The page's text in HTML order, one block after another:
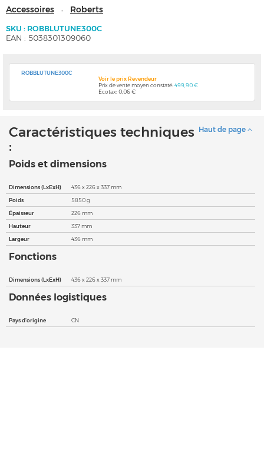
Accessoires - Roberts
SKU : ROBBLUTUNE300C
EAN : 5038301309060
ROBBLUTUNE300C
Voir le prix Revendeur
Prix de vente moyen constaté:499,90 €
Ecotax: 0,06 €
Haut de page
Caractéristiques techniques
:
Poids et dimensions
Dimensions (LxExH)
436 x 226 x 337 mm
Poids
5850 g
Épaisseur
226 mm
Hauteur
337 mm
Largeur
436 mm
Fonctions
Dimensions (LxExH) 436 x 226 x 337 mm
Données logistiques
Pays d'origine CN